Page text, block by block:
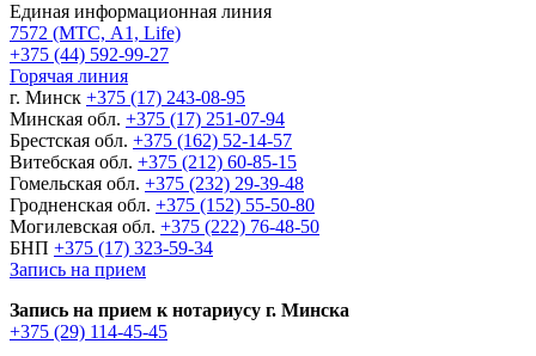
Единая информационная линия
7572 (МТС, A1, Life)
+375 (44) 592-99-27
Горячая линия
г. Минск +375 (17) 243-08-95
Минская обл. +375 (17) 251-07-94
Брестская обл. +375 (162) 52-14-57
Витебская обл. +375 (212) 60-85-15
Гомельская обл. +375 (232) 29-39-48
Гродненская обл. +375 (152) 55-50-80
Могилевская обл. +375 (222) 76-48-50
БНП +375 (17) 323-59-34
Запись на прием
Запись на прием к нотариусу г. Минска
+375 (29) 114-45-45